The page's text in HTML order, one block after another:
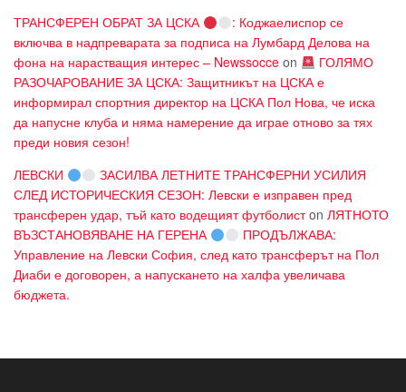
ТРАНСФЕРЕН ОБРАТ ЗА ЦСКА
: Коджаелиспор се
включва в надпреварата за подписа на Лумбард Делова на
фона на нарастващия интерес – Newssocce on
ГОЛЯМО
РАЗОЧАРОВАНИЕ ЗА ЦСКА: Защитникът на ЦСКА е
информирал спортния директор на ЦСКА Пол Нова, че иска
да напусне клуба и няма намерение да играе отново за тях
преди новия сезон!
ЛЕВСКИ
ЗАСИЛВА ЛЕТНИТЕ ТРАНСФЕРНИ УСИЛИЯ
СЛЕД ИСТОРИЧЕСКИЯ СЕЗОН: Левски е изправен пред
трансферен удар, тъй като водещият футболистon ЛЯТНОТО
ВЪЗСТАНОВЯВАНЕ НА ГЕРЕНА
ПРОДЪЛЖАВА:
Управление на Левски София, след като трансферът на Пол
Диаби е договорен, а напускането на халфа увеличава
бюджета.